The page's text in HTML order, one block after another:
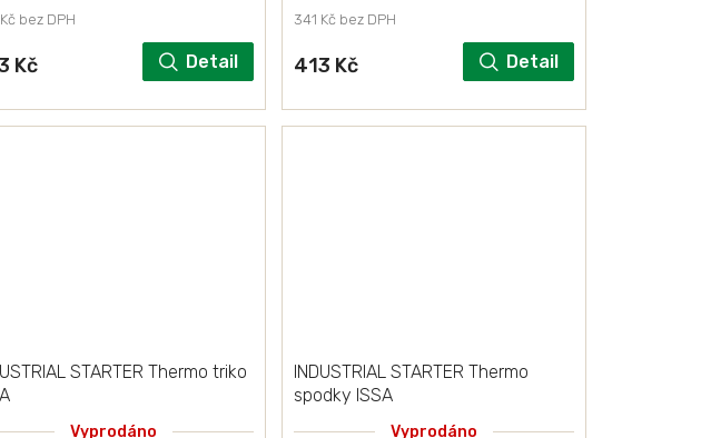
bez DPH
Kč Detail
341 Kč bez DPH
413 Kč Detail
STARTER Thermo triko
Vyprodáno
INDUSTRIAL STARTER Thermo
spodky ISSA
Vyprodáno